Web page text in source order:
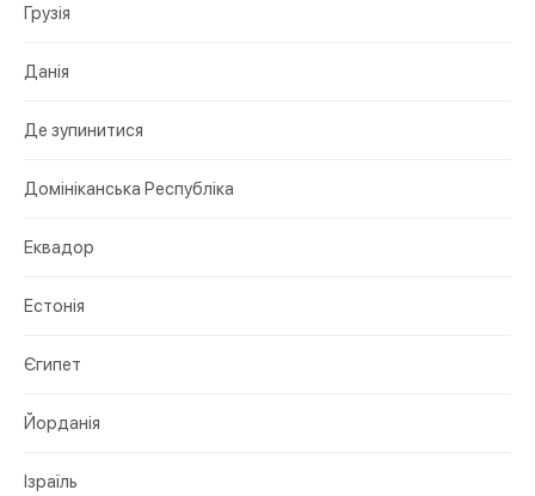
Грузія
Данія
Де зупинитися
Домініканська Республіка
Еквадор
Естонія
Єгипет
Йорданія
Ізраїль